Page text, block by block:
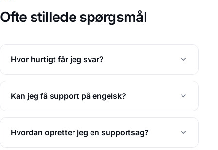
Ofte stillede spørgsmål
Hvor hurtigt får jeg svar?
Kan jeg få support på engelsk?
Hvordan opretter jeg en supportsag?